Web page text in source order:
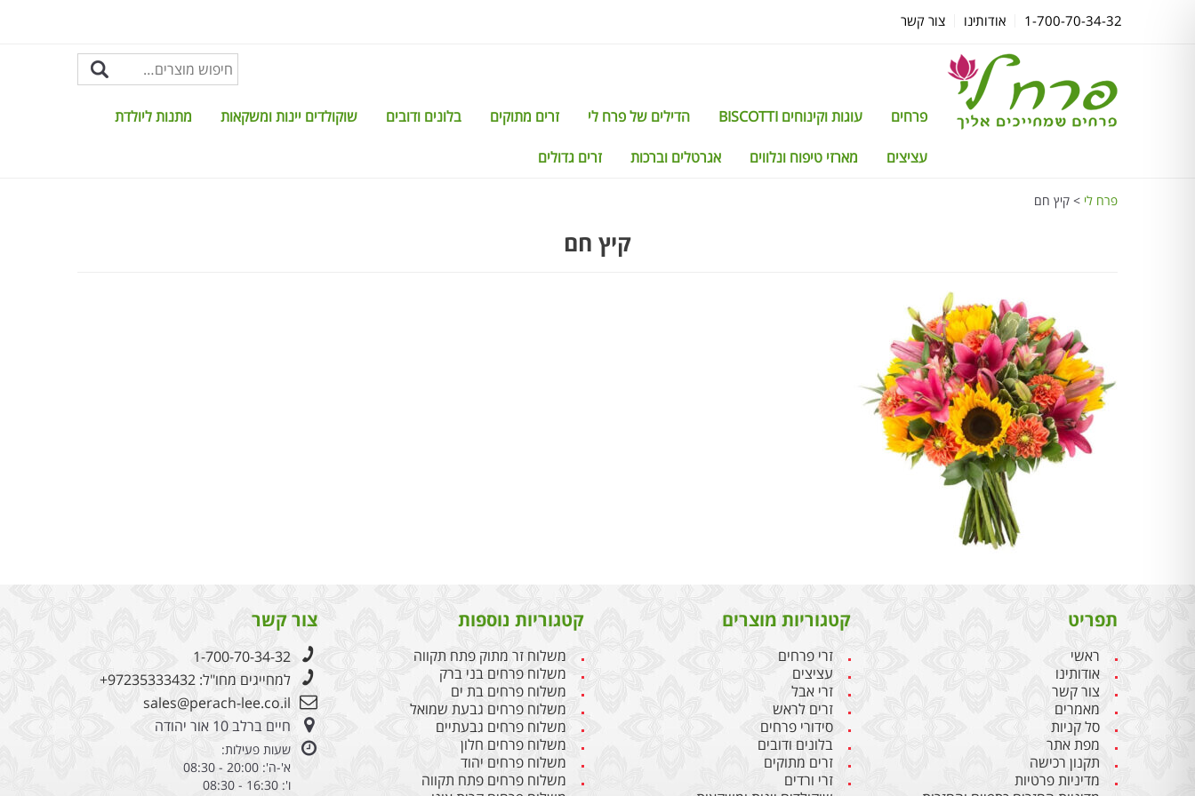
1-700-70-34-32 אודותינו צור קשר
פרחים עוגות וקינוחים BISCOTTI הדילים של פרח לי זרים מתוקים בלונים ודובים שוקולדים יינות ומשקאות מתנות ליולדת
עציצים מארזי טיפוח ונלווים אגרטלים וברכות זרים גדולים
פרח לי > קיץ חם
קיץ חם
תפריט
ראשי
אודותינו
צור קשר
מאמרים
סל קניות
מפת אתר
תקנון רכישה
מדיניות פרטיות
קטגוריות מוצרים
זרי פרחים
עציצים
זרי אבל
זרים לראש
סידורי פרחים
בלונים ודובים
זרים מתוקים
זרי ורדים
קטגוריות נוספות
משלוח זר מתוק פתח תקווה
משלוח פרחים בני ברק
משלוח פרחים בת ים
משלוח פרחים גבעת שמואל
משלוח פרחים גבעתיים
משלוח פרחים חלון
משלוח פרחים יהוד
משלוח פרחים פתח תקווה
צור קשר
1-700-70-34-32
למחייגים מחו"ל: +97235333432
sales@perach-lee.co.il
חיים ברלב 10 אור יהודה
שעות פעילות:
א'-ה': 20:00 - 08:30
ו': 16:30 - 08:30